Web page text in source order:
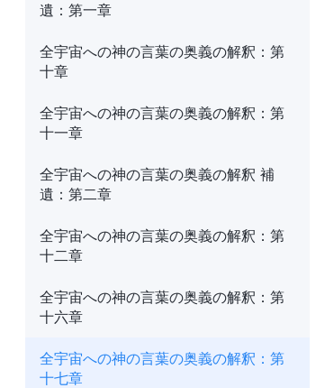
遺：第一章
全宇宙への神の言葉の奥義の解釈：第
十章
全宇宙への神の言葉の奥義の解釈：第
十一章
全宇宙への神の言葉の奥義の解釈 補
遺：第二章
全宇宙への神の言葉の奥義の解釈：第
十二章
全宇宙への神の言葉の奥義の解釈：第
十六章
全宇宙への神の言葉の奥義の解釈：第
十七章